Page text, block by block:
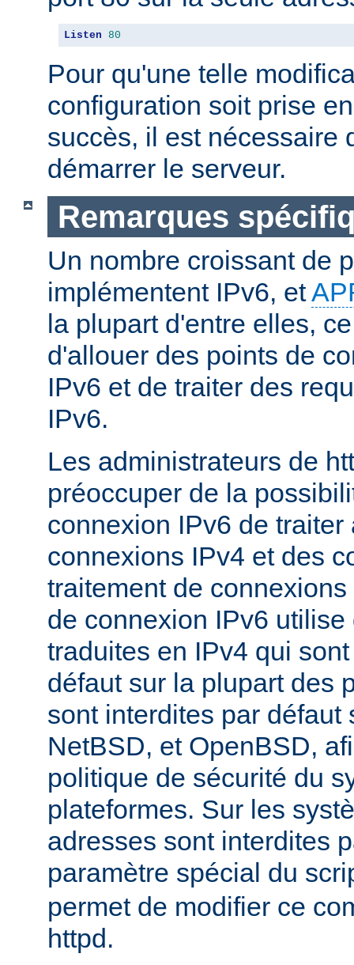
Listen 80
Pour qu'une telle
configuration soit prise
succès, il est nécessaire
démarrer le serveur.
Remarques
Un nombre croissant de
implémentent IPv6, et
la plupart d'entre elles,
d'allouer des points de
IPv6 et de traiter des
IPv6.
Les administrateurs de
préoccuper de la
connexion IPv6 de traiter
connexions IPv4 et des
traitement de
de connexion IPv6
traduites en IPv4 qui
défaut sur la plupart des
sont interdites par défaut
NetBSD, et OpenBSD,
politique de sécurité du
plateformes. Sur les
adresses sont interdites
paramètre spécial du
permet de modifier ce
httpd.